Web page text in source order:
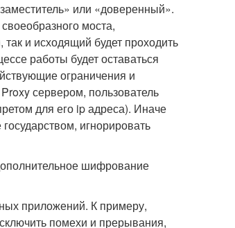
или «доверенный».
моста,
и исходящий будет проходить
работы будет оставаться
ограничения и
сервером, пользователь
для его ip адреса). Иначе
игнорировать
шифрование
приложений. К примеру,
помехи и прерывания,